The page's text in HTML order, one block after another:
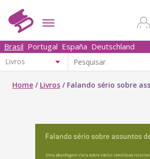
Brasil Portugal España Deutschland
Home / Livros / Falando sério sobre